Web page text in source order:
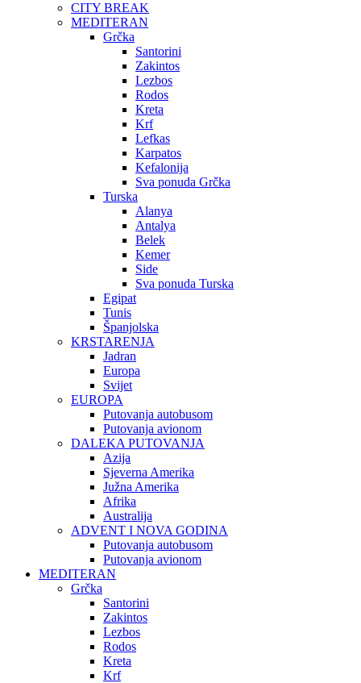
CITY BREAK
MEDITERAN
Grčka
Santorini
Zakintos
Lezbos
Rodos
Kreta
Krf
Lefkas
Karpatos
Kefalonija
Sva ponuda Grčka
Turska
Alanya
Antalya
Belek
Kemer
Side
Sva ponuda Turska
Egipat
Tunis
Španjolska
KRSTARENJA
Jadran
Europa
Svijet
EUROPA
Putovanja autobusom
Putovanja avionom
DALEKA PUTOVANJA
Azija
Sjeverna Amerika
Južna Amerika
Afrika
Australija
ADVENT I NOVA GODINA
Putovanja autobusom
Putovanja avionom
MEDITERAN
Grčka
Santorini
Zakintos
Lezbos
Rodos
Kreta
Krf